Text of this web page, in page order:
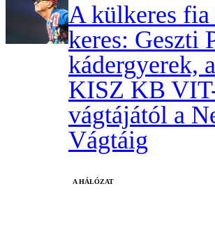
A külkeres
keres: Geszti
kádergyerek,
KISZ KB
vágtájától a
Vágtáig
A HÁLÓZAT